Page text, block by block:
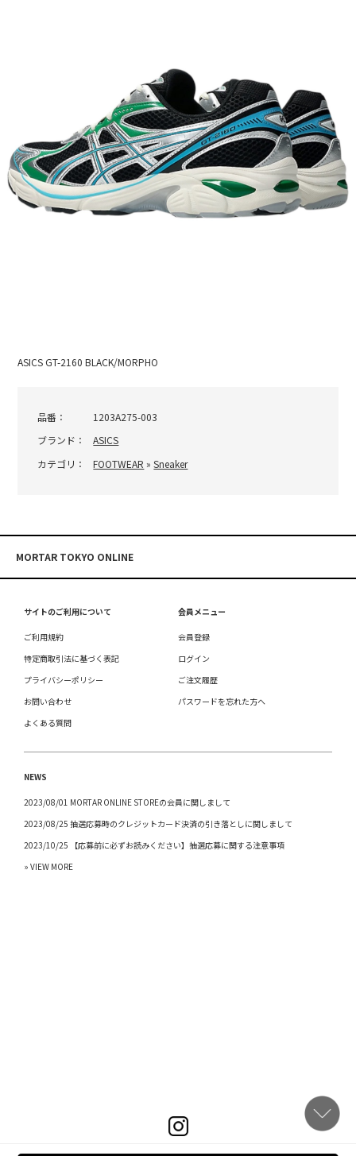
ASICS GT-2160 BLACK/MORPHO
品番：
1203A275-003
ブランド：
ASICS
カテゴリ：
FOOTWEAR »Sneaker
MORTAR TOKYO ONLINE
サイトのご利用について
ご利用規約
特定商取引法に基づく表記
プライバシーポリシー
お問い合わせ
よくある質問
会員メニュー
会員登録
ログイン
ご注文履歴
パスワードを忘れた方へ
NEWS
2023/08/01 MORTAR ONLINE STOREの会員に関しまして
2023/08/25 抽選応募時のクレジットカード決済の引き落としに関しまして
2023/10/25 【応募前に必ずお読みください】抽選応募に関する注意事項
» VIEW MORE